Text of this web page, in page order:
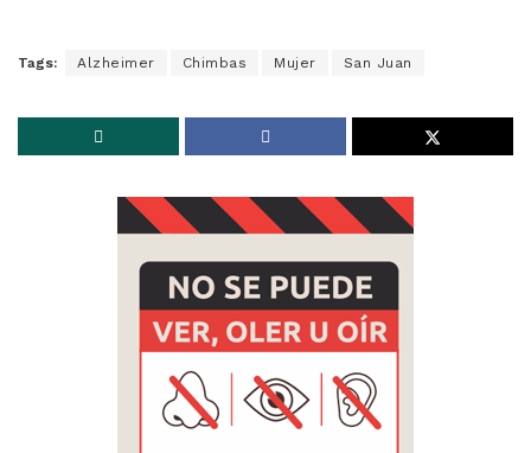
Tags: Alzheimer Chimbas Mujer San Juan